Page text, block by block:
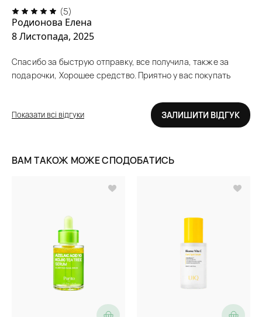
(5)
Родионова Елена
8 Листопада, 2025
Спасибо за быструю отправку, все получила, также за
подарочки, Хорошее средство. Приятно у вас покупать
Показати всі відгуки ЗАЛИШИТИ ВІДГУК
ВАМ ТАКОЖ МОЖЕ СПОДОБАТИСЬ